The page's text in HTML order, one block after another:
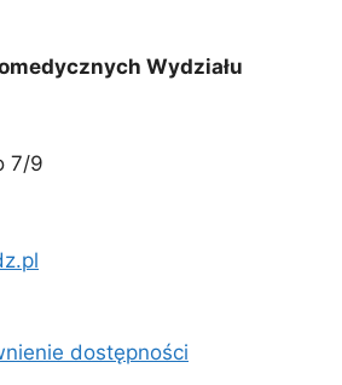
Wydziału
7/9
dostępności